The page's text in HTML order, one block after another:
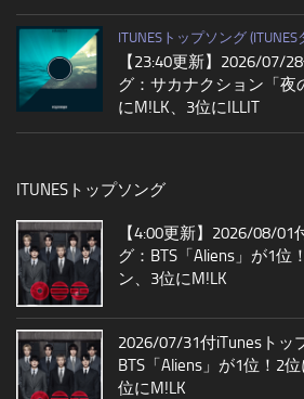
ITUNESトップソング
【23:40更新】2026/07/
グ：サカナクション「夜
にM!LK、3位にILLIT
ITUNESトップソング
【4:00更新】2026/08/01
グ：BTS「Aliens」が1位
ン、3位にM!LK
2026/07/31付iTunesトッ
BTS「Aliens」が1位！2
位にM!LK